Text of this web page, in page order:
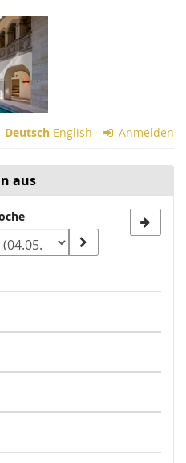
Deutsch English Anmelden
aus